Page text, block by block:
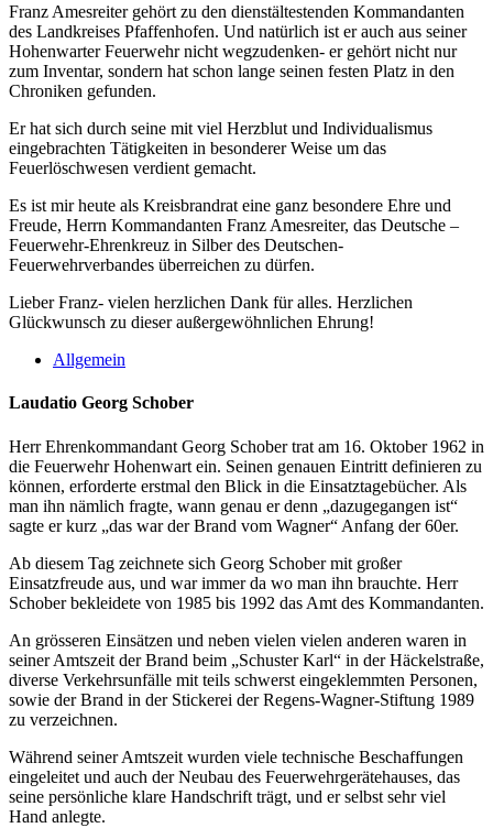
Franz Amesreiter gehört zu den dienstältestenden Kommandanten
des Landkreises Pfaffenhofen. Und natürlich ist er auch aus seiner
Hohenwarter Feuerwehr nicht wegzudenken- er gehört nicht nur
zum Inventar, sondern hat schon lange seinen festen Platz in den
Chroniken gefunden.
Er hat sich durch seine mit viel Herzblut und Individualismus
eingebrachten Tätigkeiten in besonderer Weise um das
Feuerlöschwesen verdient gemacht.
Es ist mir heute als Kreisbrandrat eine ganz besondere Ehre und
Freude, Herrn Kommandanten Franz Amesreiter, das Deutsche –
Feuerwehr-Ehrenkreuz in Silber des Deutschen-
Feuerwehrverbandes überreichen zu dürfen.
Lieber Franz- vielen herzlichen Dank für alles. Herzlichen
Glückwunsch zu dieser außergewöhnlichen Ehrung!
Allgemein
Laudatio Georg Schober
Herr Ehrenkommandant Georg Schober trat am 16. Oktober 1962 in
die Feuerwehr Hohenwart ein. Seinen genauen Eintritt definieren zu
können, erforderte erstmal den Blick in die Einsatztagebücher. Als
man ihn nämlich fragte, wann genau er denn „dazugegangen ist“
sagte er kurz „das war der Brand vom Wagner“ Anfang der 60er.
Ab diesem Tag zeichnete sich Georg Schober mit großer
Einsatzfreude aus, und war immer da wo man ihn brauchte. Herr
Schober bekleidete von 1985 bis 1992 das Amt des Kommandanten.
An grösseren Einsätzen und neben vielen vielen anderen waren in
seiner Amtszeit der Brand beim „Schuster Karl“ in der Häckelstraße,
diverse Verkehrsunfälle mit teils schwerst eingeklemmten Personen,
sowie der Brand in der Stickerei der Regens-Wagner-Stiftung 1989
zu verzeichnen.
Während seiner Amtszeit wurden viele technische Beschaffungen
eingeleitet und auch der Neubau des Feuerwehrgerätehauses, das
seine persönliche klare Handschrift trägt, und er selbst sehr viel
Hand anlegte.